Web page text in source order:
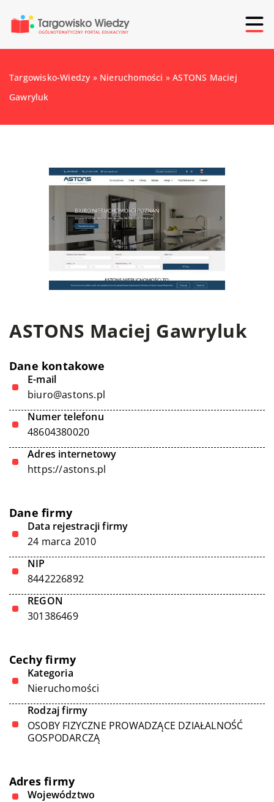
Targowisko-Wiedzy » Nieruchomości »ASTONS Maciej
Gawryluk
ASTONS Maciej Gawryluk
Dane kontakowe
E-mail
biuro@astons.pl
Numer telefonu
48604380020
Adres internetowy
https://astons.pl
Dane firmy
Data rejestracji firmy
24 marca 2010
NIP
8442226892
REGON
301386469
Cechy firmy
Kategoria
Nieruchomości
Rodzaj firmy
OSOBY FIZYCZNE PROWADZĄCE DZIAŁALNOŚĆ
GOSPODARCZĄ
Adres firmy
Województwo